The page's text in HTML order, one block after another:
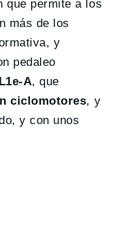
que permite a los
más de los
y
pedaleo
L1e-A, que
ciclomotores, y
y con unos